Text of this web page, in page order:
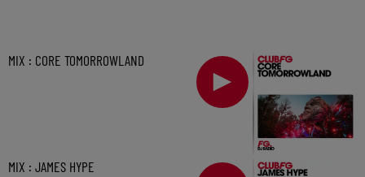
MIX : CORE TOMORROWLAND
MIX : JAMES HYPE